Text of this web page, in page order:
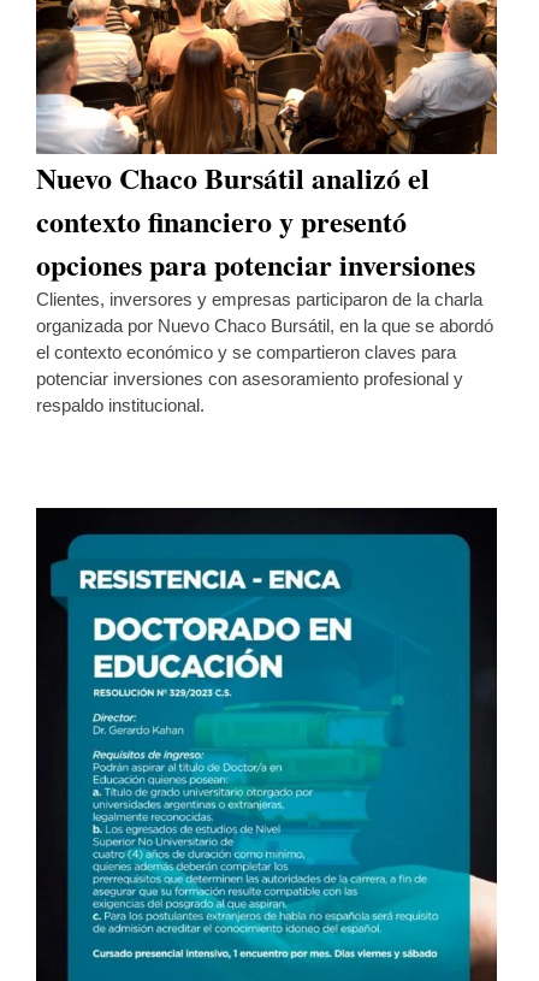
Nuevo Chaco Bursátil analizó el
contexto financiero y presentó
opciones para potenciar inversiones
Clientes, inversores y empresas participaron de la charla
organizada por Nuevo Chaco Bursátil, en la que se abordó
el contexto económico y se compartieron claves para
potenciar inversiones con asesoramiento profesional y
respaldo institucional.